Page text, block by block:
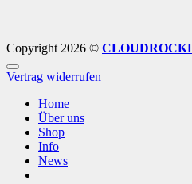
Copyright 2026 ©
Vertrag widerrufen
Home
Über uns
Shop
Info
News